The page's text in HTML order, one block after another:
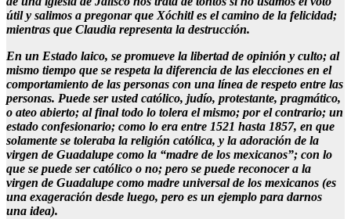
útil y salimos a pregonar que Xóchitl es el camino de la felicidad;
mientras que Claudia representa la destrucción.
En un Estado laico, se promueve la libertad de opinión y culto; al
mismo tiempo que se respeta la diferencia de las elecciones en el
comportamiento de las personas con una línea de respeto entre las
personas. Puede ser usted católico, judío, protestante, pragmático,
o ateo abierto; al final todo lo tolera el mismo; por el contrario; un
estado confesionario; como lo era entre 1521 hasta 1857, en que
solamente se toleraba la religión católica, y la adoración de la
virgen de Guadalupe como la “madre de los mexicanos”; con lo
que se puede ser católico o no; pero se puede reconocer a la
virgen de Guadalupe como madre universal de los mexicanos (es
una exageración desde luego, pero es un ejemplo para darnos
una idea).